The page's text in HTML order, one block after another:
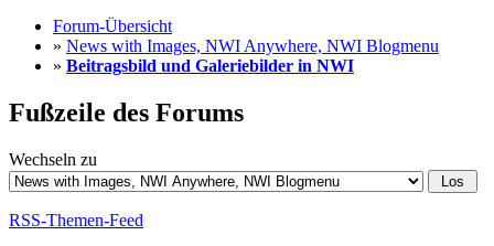
Forum-Übersicht
» News with Images, NWI Anywhere, NWI Blogmenu
» Beitragsbild und Galeriebilder in NWI
Fußzeile des Forums
Wechseln zu
RSS-Themen-Feed